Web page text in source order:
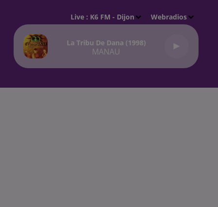
Live : K6 FM - Dijon Webradios
La Tribu De Dana (1998)
MANAU